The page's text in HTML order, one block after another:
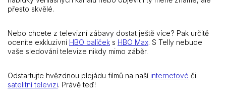
přesto skvělé.
Nebo chcete z televizní zábavy dostat ještě více? Pak určitě
oceníte exkluzivní HBO balíček s HBO Max. S Telly nebude
vaše sledování televize nikdy mimo záběr.
Odstartujte hvězdnou plejádu filmů na naší internetové či
satelitní televizi. Právě teď!